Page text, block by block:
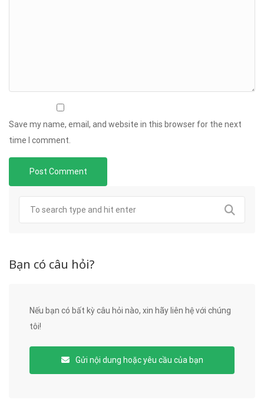
Save my name, email, and website in this browser for the next
time I comment.
Bạn có câu hỏi?
Nếu bạn có bất kỳ câu hỏi nào, xin hãy liên hệ với chúng
tôi!
Gửi nội dung hoặc yêu cầu của bạn